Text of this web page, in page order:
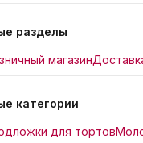
разделы
магазин
категории
для тортов